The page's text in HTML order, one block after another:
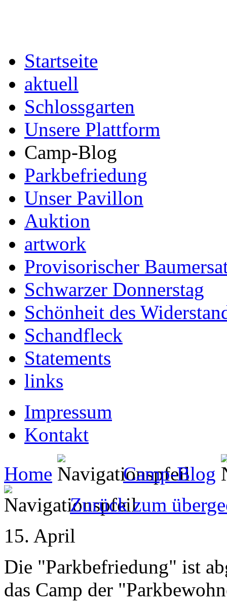
Startseite
aktuell
Schlossgarten
Unsere Plattform
Camp-Blog
Parkbefriedung
Unser Pavillon
Auktion
artwork
Provisorischer
Schwarzer Donnerstag
Schönheit des
Schandfleck
Statements
links
Impressum
Kontakt
Home
Camp-Blog
Zurück zum
15. April
Die "Parkbefriedung" ist
das Camp der